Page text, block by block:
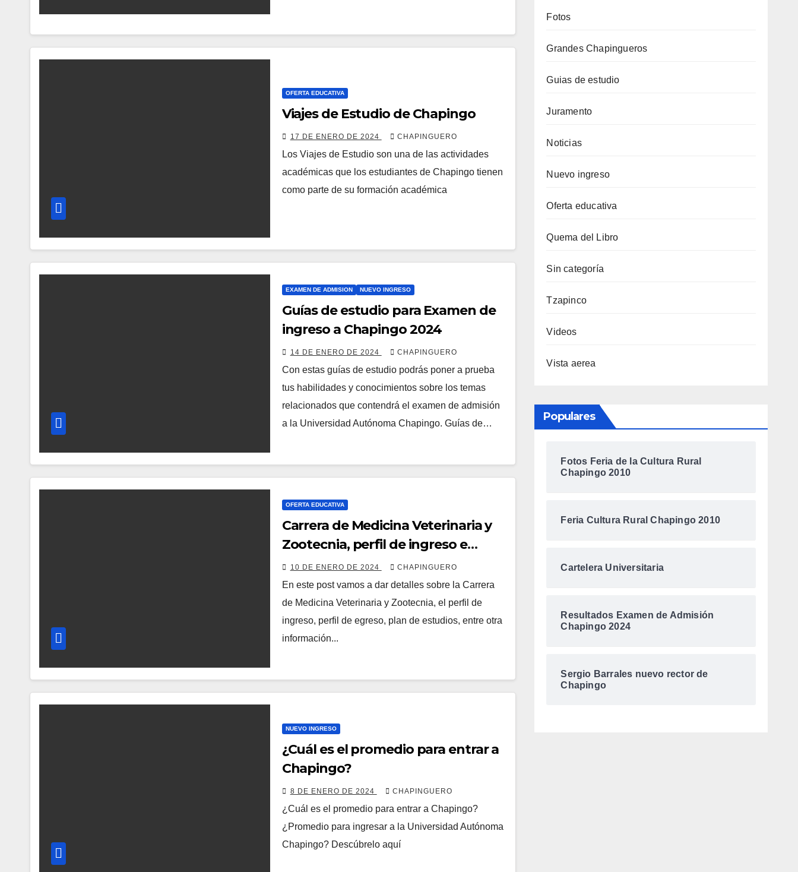
OFERTA EDUCATIVA
Viajes de Estudio de Chapingo
17 DE ENERO DE 2024 CHAPINGUERO
Los Viajes de Estudio son una de las actividades
académicas que los estudiantes de Chapingo tienen
como parte de su formación académica
EXAMEN DE ADMISION NUEVO INGRESO
Guías de estudio para Examen de
ingreso a Chapingo 2024
14 DE ENERO DE 2024 CHAPINGUERO
Con estas guías de estudio podrás poner a prueba
tus habilidades y conocimientos sobre los temas
relacionados que contendrá el examen de admisión
a la Universidad Autónoma Chapingo. Guías de…
OFERTA EDUCATIVA
Carrera de Medicina Veterinaria y
Zootecnia, perfil de ingreso e
egreso, plan de estudios
10 DE ENERO DE 2024 CHAPINGUERO
En este post vamos a dar detalles sobre la Carrera
de Medicina Veterinaria y Zootecnia, el perfil de
ingreso, perfil de egreso, plan de estudios, entre otra
información...
NUEVO INGRESO
¿Cuál es el promedio para entrar a
Chapingo?
8 DE ENERO DE 2024 CHAPINGUERO
¿Cuál es el promedio para entrar a Chapingo?
¿Promedio para ingresar a la Universidad Autónoma
Chapingo? Descúbrelo aquí
Fotos
Grandes Chapingueros
Guias de estudio
Juramento
Noticias
Nuevo ingreso
Oferta educativa
Quema del Libro
Sin categoría
Tzapinco
Videos
Vista aerea
Populares
Fotos Feria de la Cultura Rural
Chapingo 2010
Feria Cultura Rural Chapingo 2010
Cartelera Universitaria
Resultados Examen de Admisión
Chapingo 2024
Sergio Barrales nuevo rector de
Chapingo